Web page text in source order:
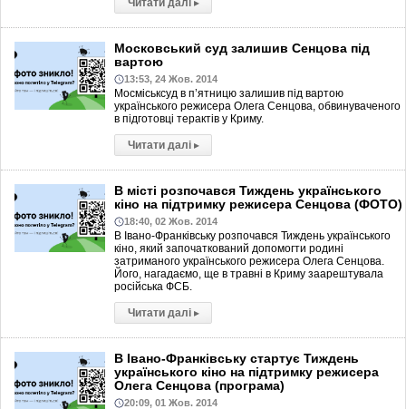
Московський суд залишив Сенцова під
вартою
13:53, 24 Жов. 2014
Мосміськсуд в п’ятницю залишив під вартою
українського режисера Олега Сенцова, обвинуваченого
в підготовці терактів у Криму.
Читати далі ▸
В місті розпочався Тиждень українського
кіно на підтримку режисера Сенцова (ФОТО)
18:40, 02 Жов. 2014
В Івано-Франківську розпочався Тиждень українського
кіно, який започаткований допомогти родині
затриманого українського режисера Олега Сенцова.
Його, нагадаємо, ще в травні в Криму заарештувала
російська ФСБ.
Читати далі ▸
В Івано-Франківську стартує Тиждень
українського кіно на підтримку режисера
Олега Сенцова (програма)
20:09, 01 Жов. 2014